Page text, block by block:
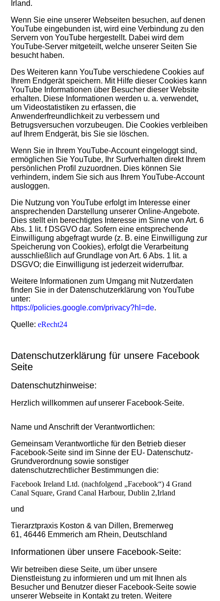
Irland.
Wenn Sie eine unserer Webseiten besuchen, auf denen
YouTube eingebunden ist, wird eine Verbindung zu den
Servern von YouTube hergestellt. Dabei wird dem
YouTube-Server mitgeteilt, welche unserer Seiten Sie
besucht haben.
Des Weiteren kann YouTube verschiedene Cookies auf
Ihrem Endgerät speichern. Mit Hilfe dieser Cookies kann
YouTube Informationen über Besucher dieser Website
erhalten. Diese Informationen werden u. a. verwendet,
um Videostatistiken zu erfassen, die
Anwenderfreundlichkeit zu verbessern und
Betrugsversuchen vorzubeugen. Die Cookies verbleiben
auf Ihrem Endgerät, bis Sie sie löschen.
Wenn Sie in Ihrem YouTube-Account eingeloggt sind,
ermöglichen Sie YouTube, Ihr Surfverhalten direkt Ihrem
persönlichen Profil zuzuordnen. Dies können Sie
verhindern, indem Sie sich aus Ihrem YouTube-Account
ausloggen.
Die Nutzung von YouTube erfolgt im Interesse einer
ansprechenden Darstellung unserer Online-Angebote.
Dies stellt ein berechtigtes Interesse im Sinne von Art. 6
Abs. 1 lit. f DSGVO dar. Sofern eine entsprechende
Einwilligung abgefragt wurde (z. B. eine Einwilligung zur
Speicherung von Cookies), erfolgt die Verarbeitung
ausschließlich auf Grundlage von Art. 6 Abs. 1 lit. a
DSGVO; die Einwilligung ist jederzeit widerrufbar.
Weitere Informationen zum Umgang mit Nutzerdaten
finden Sie in der Datenschutzerklärung von YouTube
unter:
https://policies.google.com/privacy?hl=de.
Quelle:eRecht24
Datenschutzerklärung für unsere Facebook
Seite
Datenschutzhinweise:
Herzlich willkommen auf unserer Facebook-Seite.
Name und Anschrift der Verantwortlichen:
Gemeinsam Verantwortliche für den Betrieb dieser
Facebook-Seite sind im Sinne der EU- Datenschutz-
Grundverordnung sowie sonstiger
datenschutzrechtlicher Bestimmungen die:
Facebook Ireland Ltd.(nachfolgend „Facebook“)4 Grand
Canal Square, Grand Canal Harbour, Dublin 2,Irland
und
Tierarztpraxis Koston & van Dillen, Bremerweg
61, 46446 Emmerich am Rhein, Deutschland
Informationen über unsere Facebook-Seite:
Wir betreiben diese Seite, um über unsere
Dienstleistung zu informieren und um mit Ihnen als
Besucher und Benutzer dieser Facebook-Seite sowie
unserer Webseite in Kontakt zu treten. Weitere